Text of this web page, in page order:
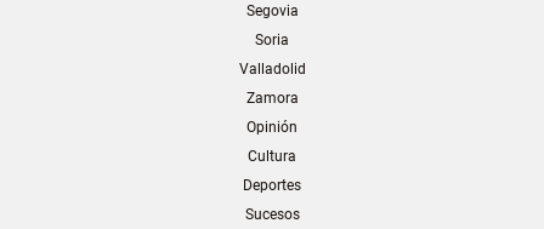
Segovia
Soria
Valladolid
Zamora
Opinión
Cultura
Deportes
Sucesos